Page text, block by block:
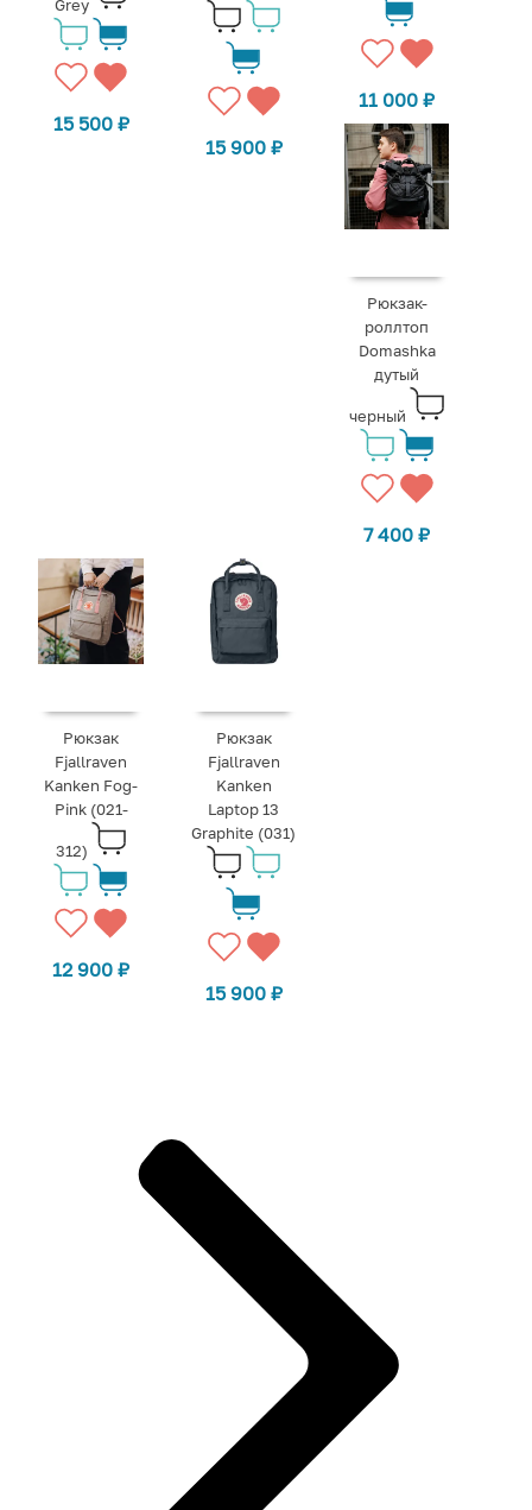
Grey
15 500 ₽
15 900 ₽
11 000₽
Рюкзак-
роллтоп
Domashka
дутый
черный
7 400₽
Рюкзак
Fjallraven
Kanken Fog-
Pink (021-
312)
12 900₽
Рюкзак
Fjallraven
Kanken
Laptop 13
Graphite (031)
15 900 ₽